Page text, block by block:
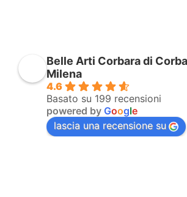
Belle Arti Corbara di
Milena
4.6
Basato su 199 recensioni
powered by Google
lascia una recensione su